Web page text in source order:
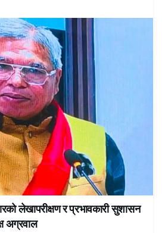
लेखापरीक्षण र प्रभावकारी सुशासन
अग्रवाल